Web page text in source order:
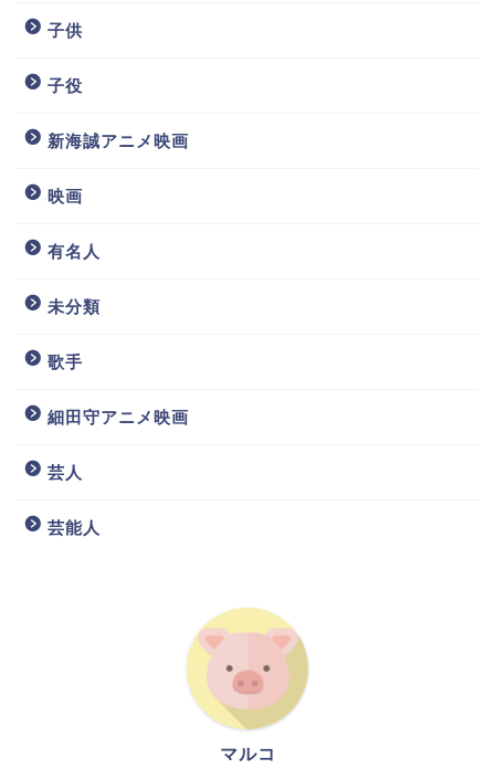
子供
子役
新海誠アニメ映画
映画
有名人
未分類
歌手
細田守アニメ映画
芸人
芸能人
マルコ